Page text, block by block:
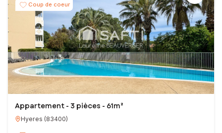
Coup de coeur
Appartement - 3 pièces - 61m²
Hyeres (83400)